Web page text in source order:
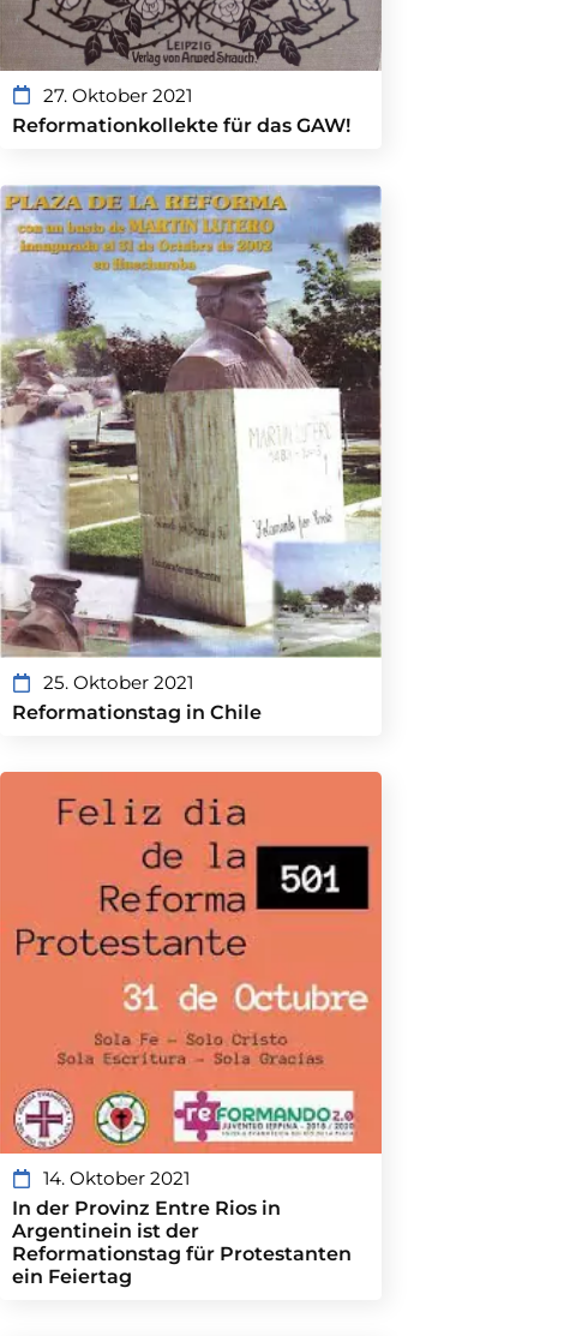
27. Oktober 2021
Reformationkollekte für das GAW!
25. Oktober 2021
Reformationstag in Chile
14. Oktober 2021
In der Provinz Entre Rios in
Argentinein ist der
Reformationstag für Protestanten
ein Feiertag